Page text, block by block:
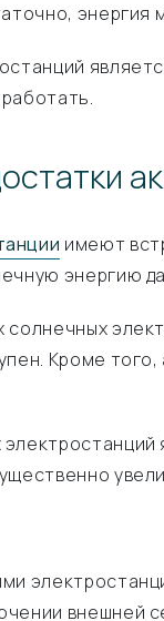
имеют
энергию
Кроме
внешней